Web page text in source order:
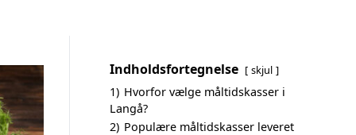
Indholdsfortegnelse skjul
1) Hvorfor vælge måltidskasser i
Langå?
2) Populære måltidskasser leveret